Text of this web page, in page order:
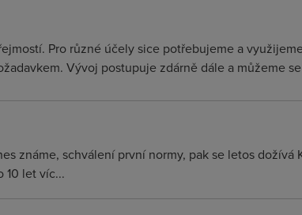
Pro různé účely sice potřebujeme a
Vývoj postupuje zdárně dále a můžeme
známe, schválení první normy, pak se letos dožívá
10 let víc...